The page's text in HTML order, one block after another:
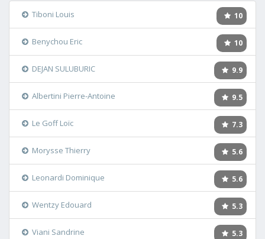
10
Tiboni Louis
10
Benychou Eric
9.9
DEJAN SULUBURIC
9.5
Albertini Pierre-Antoine
7.3
Le Goff Loïc
5.6
Morysse Thierry
5.6
Leonardi Dominique
5.3
Wentzy Edouard
5.3
Viani Sandrine